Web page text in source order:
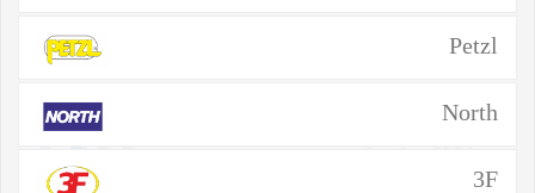
Petzl
North
3F